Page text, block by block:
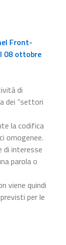
Front-
08 ottobre
di
dei “settori
la codifica
omogenee.
di interesse
parola o
viene quindi
per le